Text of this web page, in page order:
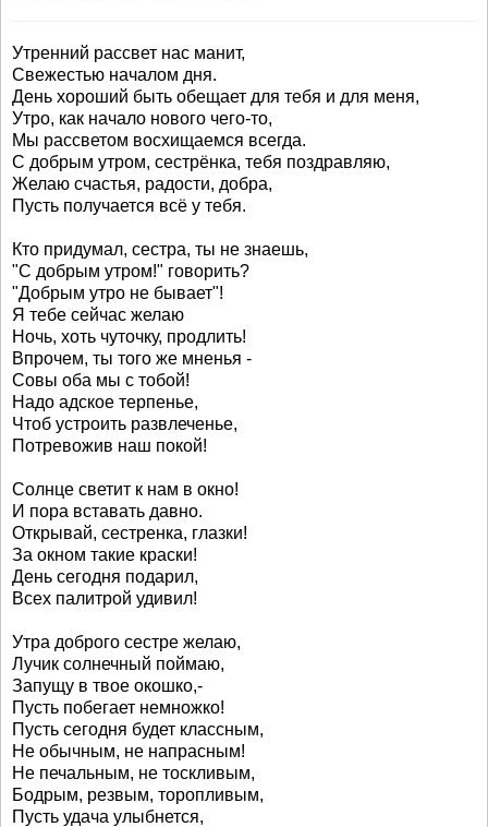
Утренний рассвет нас манит,
Свежестью началом дня.
День хороший быть обещает для тебя и для меня,
Утро, как начало нового чего-то,
Мы рассветом восхищаемся всегда.
С добрым утром, сестрёнка, тебя поздравляю,
Желаю счастья, радости, добра,
Пусть получается всё у тебя.
Кто придумал, сестра, ты не знаешь,
"С добрым утром!" говорить?
"Добрым утро не бывает"!
Я тебе сейчас желаю
Ночь, хоть чуточку, продлить!
Впрочем, ты того же мненья -
Совы оба мы с тобой!
Надо адское терпенье,
Чтоб устроить развлеченье,
Потревожив наш покой!
Солнце светит к нам в окно!
И пора вставать давно.
Открывай, сестренка, глазки!
За окном такие краски!
День сегодня подарил,
Всех палитрой удивил!
Утра доброго сестре желаю,
Лучик солнечный поймаю,
Запущу в твое окошко,-
Пусть побегает немножко!
Пусть сегодня будет классным,
Не обычным, не напрасным!
Не печальным, не тоскливым,
Бодрым, резвым, торопливым,
Пусть удача улыбнется,